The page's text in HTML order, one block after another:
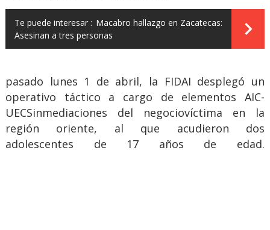
Te puede interesar : Macabro hallazgo en Zacatecas:
Asesinan a tres personas
pasado lunes 1 de abril, la FIDAI desplegó un
operativo táctico a cargo de elementos AIC-
UECSinmediaciones del negociovíctima en la
región oriente, al que acudieron dos
adolescentes de 17 años de edad.